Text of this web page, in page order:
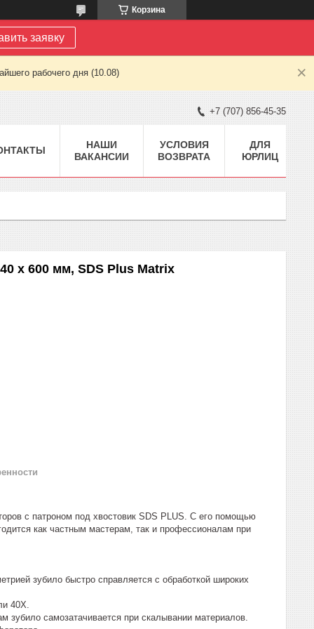
Корзина
заявку
рабочего дня (10.08)
+7 (707) 856-45-35
НАШИ
ВАКАНСИИ
УСЛОВИЯ
ВОЗВРАТА
ДЛЯ
ЮРЛИЦ
х 600 мм, SDS Plus Matrix
с патроном под хвостовик SDS PLUS. С его помощью
как частным мастерам, так и профессионалам при
зубило быстро справляется с обработкой широких
40Х.
самозатачивается при скалывании материалов.